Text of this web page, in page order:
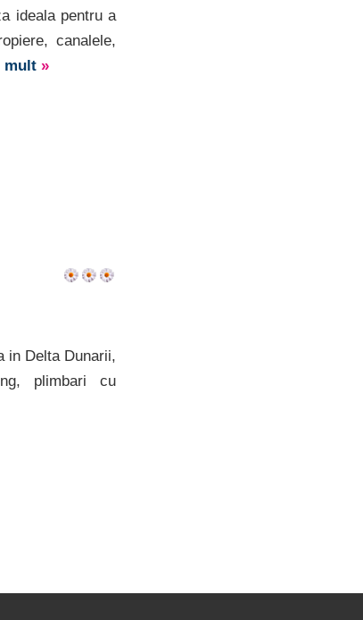
ideala pentru a
canalele,
mult »
in Delta Dunarii,
plimbari cu